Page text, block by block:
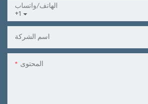
+1
الهاتف/واتساب
اسم الشركة
المحتوى